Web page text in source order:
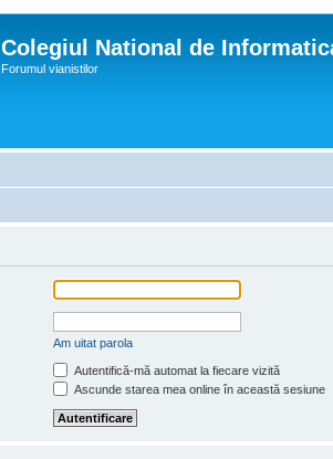
Colegiul National de
Forumul vianistilor
Am uitat parola
Autentifică-mă automat la fiecare vizită
Ascunde starea mea online în această sesiune